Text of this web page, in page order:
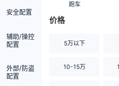
安全配置
辅助/操控
配置
外部/防盗
配置
跑车
价格
5万以下
10-15万